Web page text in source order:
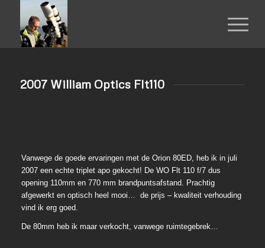
2007 William Optics Flt110
Vanwege de goede ervaringen met de Orion 80ED, heb ik in juli
2007 een echte triplet apo gekocht! De WO Flt 110 f/7 dus
opening 110mm en 770 mm brandpuntsafstand. Prachtig
afgewerkt en optisch heel mooi… de prijs – kwaliteit verhouding
vind ik erg goed.
De 80mm heb ik maar verkocht, vanwege ruimtegebrek…